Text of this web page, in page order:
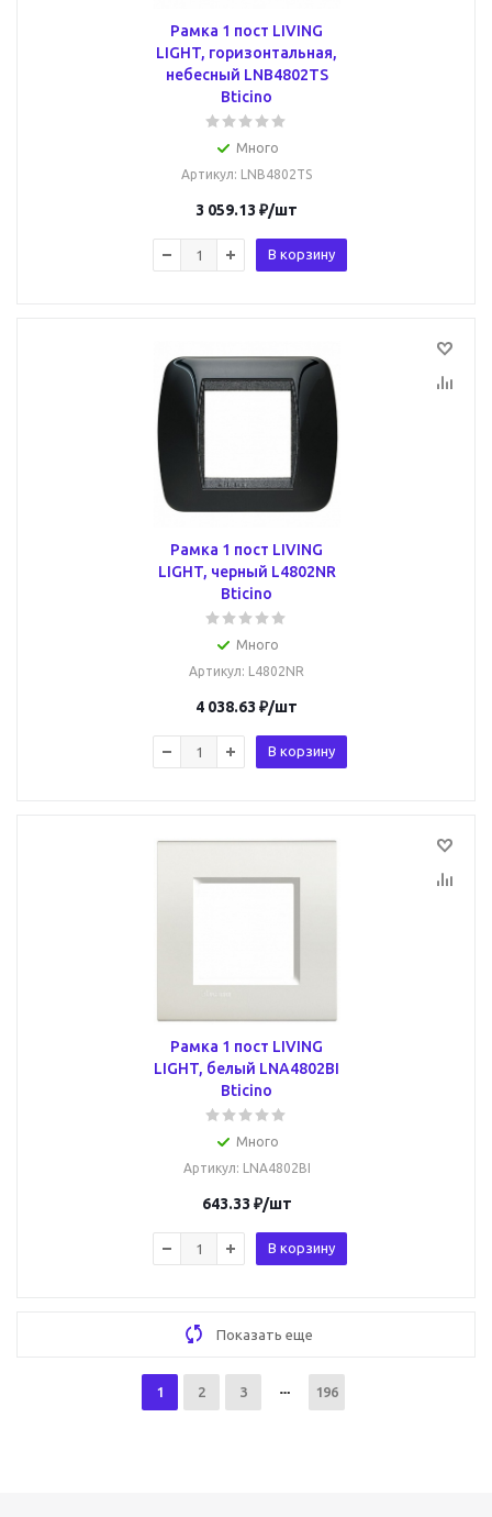
Рамка 1 пост LIVING
LIGHT, горизонтальная,
небесный LNB4802TS
Bticino
Много
Артикул: LNB4802TS
3 059.13 ₽/шт
В корзину
Рамка 1 пост LIVING
LIGHT, черный L4802NR
Bticino
Много
Артикул: L4802NR
4 038.63 ₽/шт
В корзину
Рамка 1 пост LIVING
LIGHT, белый LNA4802BI
Bticino
Много
Артикул: LNA4802BI
643.33 ₽/шт
В корзину
Показать еще
1 2 3 196